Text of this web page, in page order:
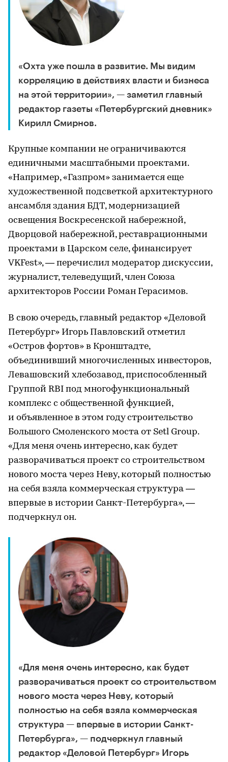
«Охта уже пошла в развитие. Мы видим
корреляцию в действиях власти и бизнеса
на этой территории», — заметил главный
редактор газеты «Петербургский дневник»
Кирилл Смирнов.
Крупные компании не ограничиваются
единичными масштабными проектами.
«Например, «Газпром» занимается еще
художественной подсветкой архитектурного
ансамбля здания БДТ, модернизацией
освещения Воскресенской набережной,
Дворцовой набережной, реставрационными
проектами в Царском селе, финансирует
VKFest», — перечислил модератор дискуссии,
журналист, телеведущий, член Союза
архитекторов России Роман Герасимов.
В свою очередь, главный редактор «Деловой
Петербург» Игорь Павловский отметил
«Остров фортов» в Кронштадте,
объединивший многочисленных инвесторов,
Левашовский хлебозавод, приспособленный
Группой RBI под многофункциональный
комплекс с общественной функцией,
и объявленное в этом году строительство
Большого Смоленского моста от Setl Group.
«Для меня очень интересно, как будет
разворачиваться проект со строительством
нового моста через Неву, который полностью
на себя взяла коммерческая структура —
впервые в истории Санкт-Петербурга», —
подчеркнул он.
«Для меня очень интересно, как будет
разворачиваться проект со строительством
нового моста через Неву, который
полностью на себя взяла коммерческая
структура — впервые в истории Санкт-
Петербурга», — подчеркнул главный
редактор «Деловой Петербург» Игорь